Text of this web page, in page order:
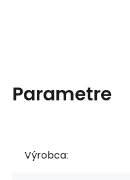
Parametre
Výrobca: